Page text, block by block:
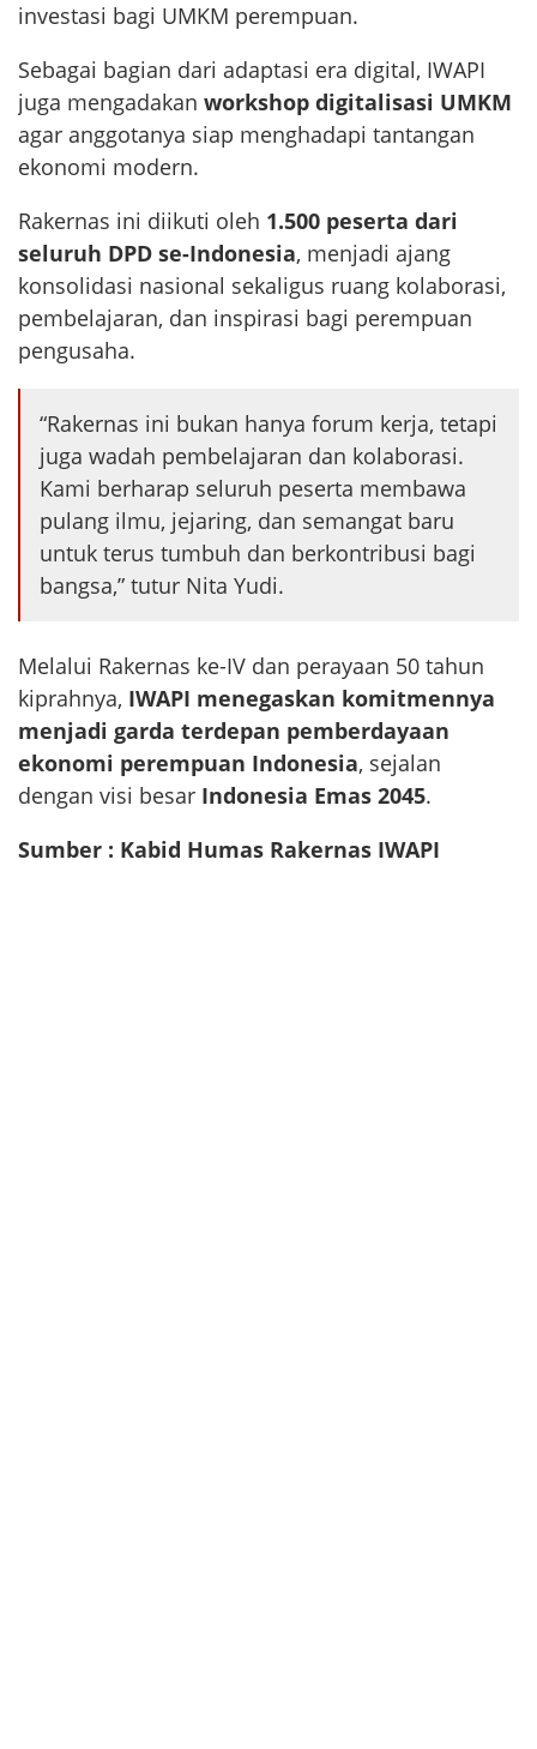
investasi bagi UMKM perempuan.
Sebagai bagian dari adaptasi era digital, IWAPI
juga mengadakan workshop digitalisasi UMKM
agar anggotanya siap menghadapi tantangan
ekonomi modern.
Rakernas ini diikuti oleh 1.500 peserta dari
seluruh DPD se-Indonesia, menjadi ajang
konsolidasi nasional sekaligus ruang kolaborasi,
pembelajaran, dan inspirasi bagi perempuan
pengusaha.
“Rakernas ini bukan hanya forum kerja, tetapi
juga wadah pembelajaran dan kolaborasi.
Kami berharap seluruh peserta membawa
pulang ilmu, jejaring, dan semangat baru
untuk terus tumbuh dan berkontribusi bagi
bangsa,” tutur Nita Yudi.
Melalui Rakernas ke-IV dan perayaan 50 tahun
kiprahnya, IWAPI menegaskan komitmennya
menjadi garda terdepan pemberdayaan
ekonomi perempuan Indonesia, sejalan
dengan visi besar Indonesia Emas 2045.
Sumber : Kabid Humas Rakernas IWAPI